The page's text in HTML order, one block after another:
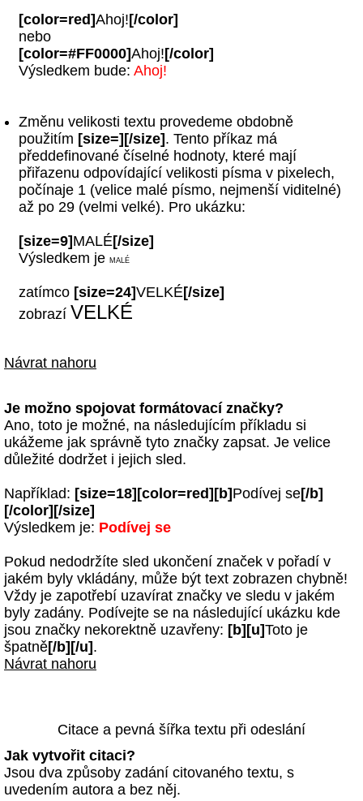
[color=red]Ahoj![/color]
nebo
[color=#FF0000]Ahoj![/color]
Výsledkem bude: Ahoj!
Změnu velikosti textu provedeme obdobně
použitím [size=][/size]. Tento příkaz má
předdefinované číselné hodnoty, které mají
přiřazenu odpovídající velikosti písma v pixelech,
počínaje 1 (velice malé písmo, nejmenší viditelné)
až po 29 (velmi velké). Pro ukázku:
[size=9]MALÉ[/size]
Výsledkem je MALÉ
zatímco [size=24]VELKÉ[/size]
zobrazí VELKÉ
Návrat nahoru
Je možno spojovat formátovací značky?
Ano, toto je možné, na následujícím příkladu si
ukážeme jak správně tyto značky zapsat. Je velice
důležité dodržet i jejich sled.
Například: [size=18][color=red][b] Podívej se[/b]
[/color][/size]
Výsledkem je: Podívej se
Pokud nedodržíte sled ukončení značek v pořadí v
jakém byly vkládány, může být text zobrazen chybně!
Vždy je zapotřebí uzavírat značky ve sledu v jakém
byly zadány. Podívejte se na následující ukázku kde
jsou značky nekorektně uzavřeny: [b][u]Toto je
špatně[/b][/u] .
Návrat nahoru
Citace a pevná šířka textu při odeslání
Jak vytvořit citaci?
Jsou dva způsoby zadání citovaného textu, s
uvedením autora a bez něj.